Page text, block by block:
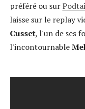
préféré ou sur
laisse sur le replay
Cusset, l'un de ses
l'incontournable